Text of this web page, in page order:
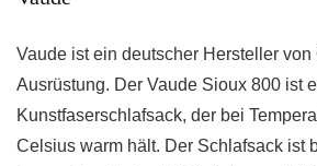
Vaude ist ein deutscher Hersteller von
Ausrüstung. Der Vaude Sioux 800 ist
Kunstfaserschlafsack, der bei
Celsius warm hält. Der Schlafsack ist